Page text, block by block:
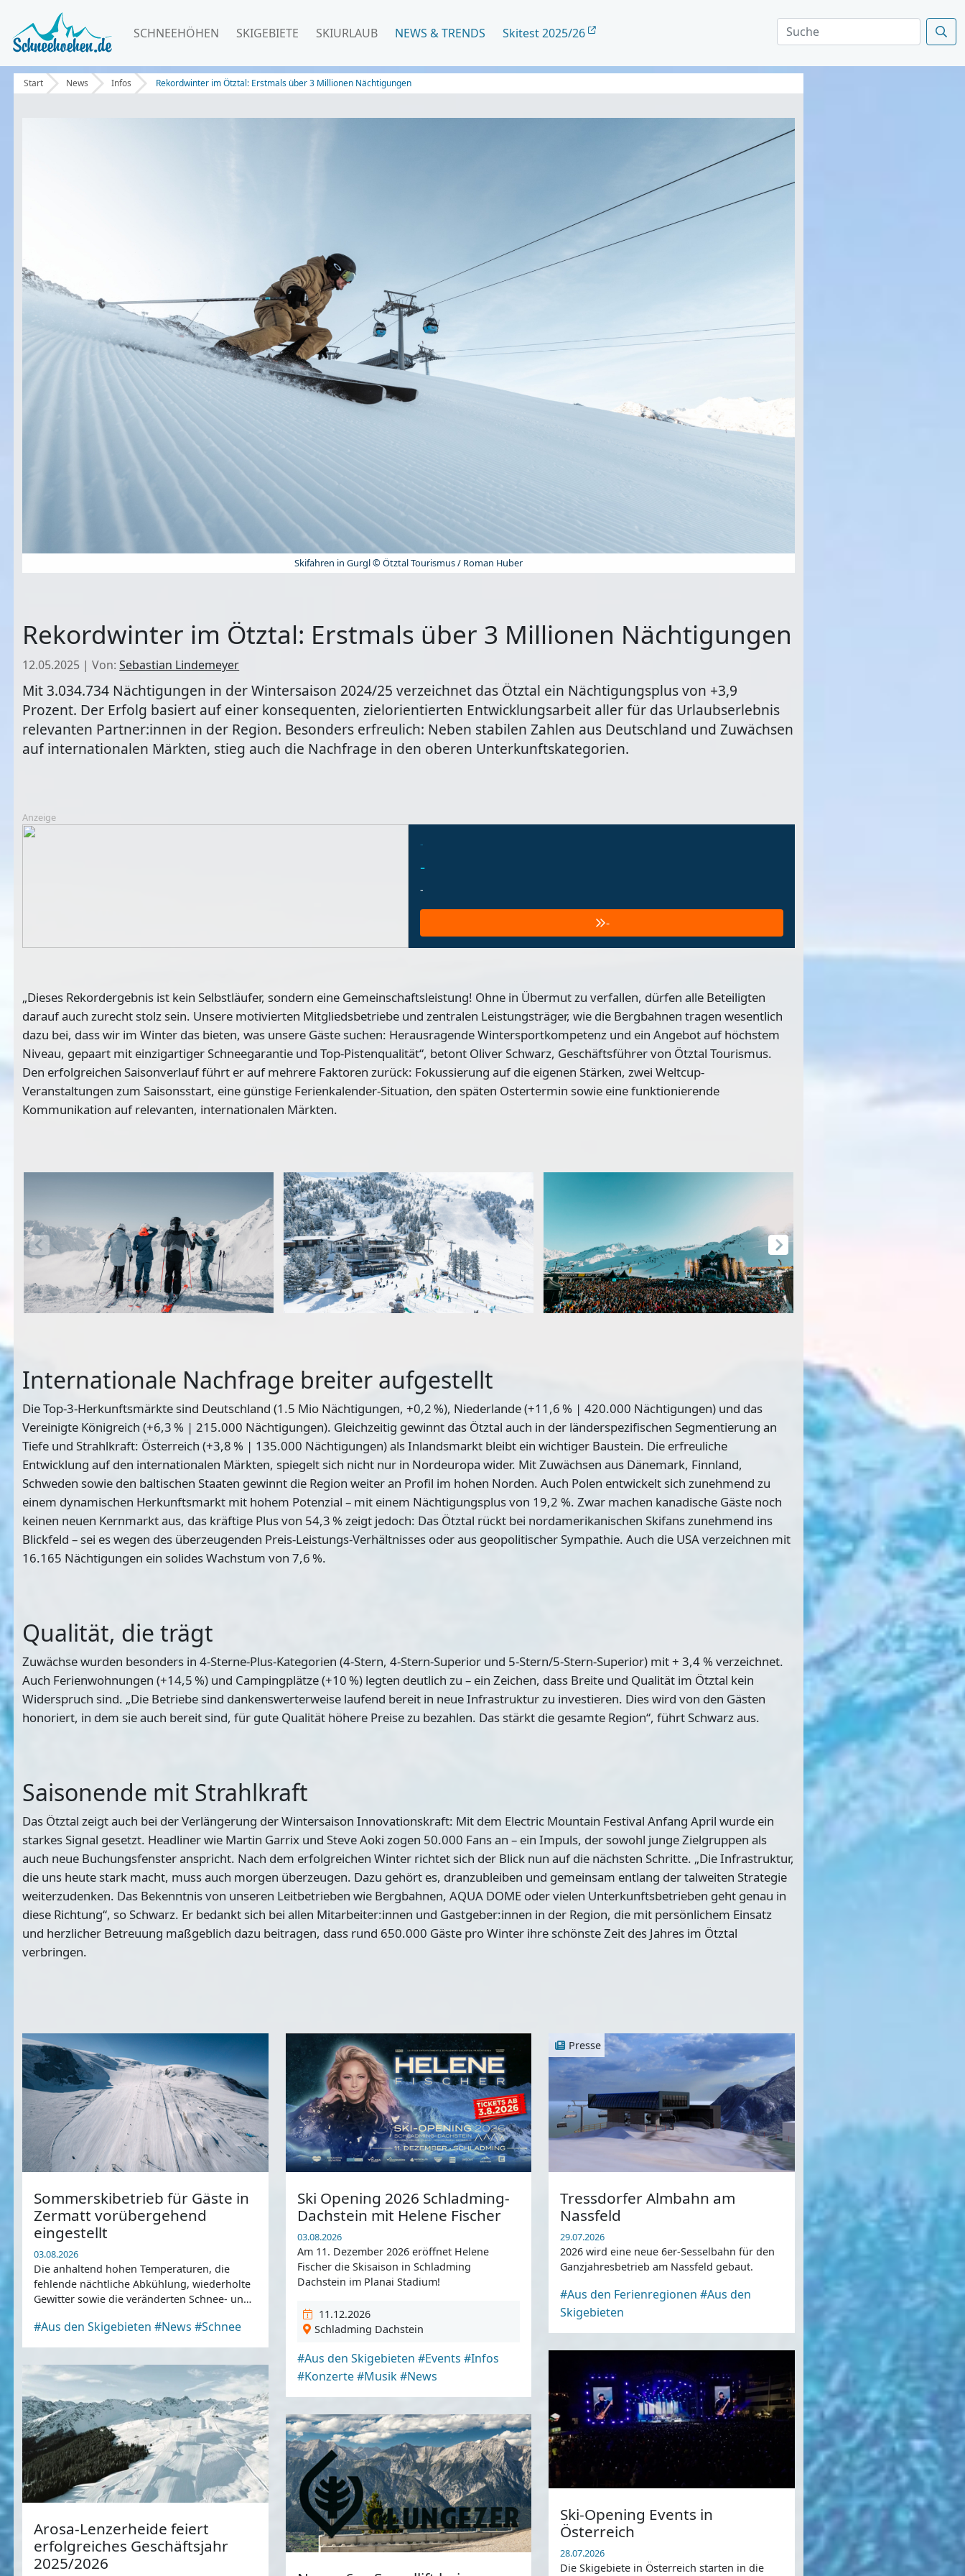
SCHNEEHÖHEN SKIGEBIETE SKIURLAUB NEWS & TRENDS Skitest 2025/26
Start News Infos Rekordwinter im Ötztal: Erstmals über 3 Millionen Nächtigungen
Skifahren in Gurgl © Ötztal Tourismus / Roman Huber
Rekordwinter im Ötztal: Erstmals über 3 Millionen Nächtigungen
12.05.2025 |Von:Sebastian Lindemeyer
Mit 3.034.734 Nächtigungen in der Wintersaison 2024/25 verzeichnet das Ötztal ein Nächtigungsplus von +3,9
Prozent. Der Erfolg basiert auf einer konsequenten, zielorientierten Entwicklungsarbeit aller für das Urlaubserlebnis
relevanten Partner:innen in der Region. Besonders erfreulich: Neben stabilen Zahlen aus Deutschland und Zuwächsen
auf internationalen Märkten, stieg auch die Nachfrage in den oberen Unterkunftskategorien.
Anzeige
-
-
-
-
„Dieses Rekordergebnis ist kein Selbstläufer, sondern eine Gemeinschaftsleistung! Ohne in Übermut zu verfallen, dürfen alle Beteiligten
darauf auch zurecht stolz sein. Unsere motivierten Mitgliedsbetriebe und zentralen Leistungsträger, wie die Bergbahnen tragen wesentlich
dazu bei, dass wir im Winter das bieten, was unsere Gäste suchen: Herausragende Wintersportkompetenz und ein Angebot auf höchstem
Niveau, gepaart mit einzigartiger Schneegarantie und Top-Pistenqualität“, betont Oliver Schwarz, Geschäftsführer von Ötztal Tourismus.
Den erfolgreichen Saisonverlauf führt er auf mehrere Faktoren zurück: Fokussierung auf die eigenen Stärken, zwei Weltcup-
Veranstaltungen zum Saisonsstart, eine günstige Ferienkalender-Situation, den späten Ostertermin sowie eine funktionierende
Kommunikation auf relevanten, internationalen Märkten.
Internationale Nachfrage breiter aufgestellt
DieTop-3-Herkunftsmärktesind Deutschland (1.5 Mio Nächtigungen, +0,2 %), Niederlande(+11,6 % | 420.000 Nächtigungen) und das
Vereinigte Königreich (+6,3 % | 215.000 Nächtigungen). Gleichzeitig gewinnt das Ötztal auch in der länderspezifischen Segmentierung an
Tiefe und Strahlkraft: Österreich (+3,8 % | 135.000 Nächtigungen) als Inlandsmarkt bleibt ein wichtiger Baustein. Die erfreuliche
Entwicklung auf den internationalen Märkten, spiegelt sich nicht nur in Nordeuropa wider. Mit Zuwächsen aus Dänemark, Finnland,
Schweden sowie den baltischen Staaten gewinnt die Region weiter an Profil im hohen Norden. Auch Polen entwickelt sich zunehmend zu
einem dynamischen Herkunftsmarkt mit hohem Potenzial – mit einem Nächtigungsplus von 19,2 %. Zwar machen kanadische Gäste noch
keinen neuen Kernmarkt aus, das kräftige Plus von 54,3 % zeigt jedoch: Das Ötztal rückt bei nordamerikanischen Skifans zunehmend ins
Blickfeld – sei es wegen des überzeugenden Preis-Leistungs-Verhältnisses oder aus geopolitischer Sympathie. Auch die USA verzeichnen mit
16.165 Nächtigungen ein solides Wachstum von 7,6 %.
Qualität, die trägt
Zuwächse wurden besonders in 4-Sterne-Plus-Kategorien (4-Stern, 4-Stern-Superior und 5-Stern/5-Stern-Superior) mit + 3,4 % verzeichnet.
Auch Ferienwohnungen (+14,5 %) und Campingplätze (+10 %) legten deutlich zu – ein Zeichen, dass Breite und Qualität im Ötztal kein
Widerspruch sind. „Die Betriebe sind dankenswerterweise laufend bereit in neue Infrastruktur zu investieren. Dies wird von den Gästen
honoriert, in dem sie auch bereit sind, für gute Qualität höhere Preise zu bezahlen. Das stärkt die gesamte Region“, führt Schwarz aus.
Saisonende mit Strahlkraft
Das Ötztal zeigt auch bei der Verlängerung der Wintersaison Innovationskraft: Mit dem Electric Mountain Festival Anfang April wurde ein
starkes Signal gesetzt. Headliner wie Martin Garrix und Steve Aoki zogen 50.000 Fans an – ein Impuls, der sowohl junge Zielgruppen als
auch neue Buchungsfenster anspricht. Nach dem erfolgreichen Winter richtet sich der Blick nun auf die nächsten Schritte. „Die Infrastruktur,
die uns heute stark macht, muss auch morgen überzeugen. Dazu gehört es, dranzubleiben und gemeinsam entlang der talweiten Strategie
weiterzudenken. Das Bekenntnis von unseren Leitbetrieben wie Bergbahnen, AQUA DOME oder vielen Unterkunftsbetrieben geht genau in
diese Richtung“, so Schwarz. Er bedankt sich bei allen Mitarbeiter:innen und Gastgeber:innen in der Region, die mit persönlichem Einsatz
und herzlicher Betreuung maßgeblich dazu beitragen, dass rund 650.000 Gäste pro Winter ihre schönste Zeit des Jahres im Ötztal
verbringen.
Sommerskibetrieb für Gäste in
Zermatt vorübergehend
eingestellt
03.08.2026
Die anhaltend hohen Temperaturen, die
fehlende nächtliche Abkühlung, wiederholte
Gewitter sowie die veränderten Schnee- und
und qualitativ hochwertigen Skibetrieb für
#Aus den Skigebieten #News #Schnee
Ski Opening 2026 Schladming-
Dachstein mit Helene Fischer
03.08.2026
Am 11. Dezember 2026 eröffnet Helene
Fischer die Skisaison in Schladming
Dachstein im Planai Stadium!
11.12.2026
Schladming Dachstein
#Aus den Skigebieten #Events #Infos
#Konzerte#Musik#News
Presse
Tressdorfer Almbahn am
Nassfeld
29.07.2026
2026 wird eine neue 6er-Sesselbahn für den
Ganzjahresbetrieb am Nassfeld gebaut.
#Aus den Ferienregionen #Aus den
Skigebieten
Ski-Opening Events in
Österreich
28.07.2026
Die Skigebiete in Österreich starten in die
Arosa-Lenzerheide feiert
erfolgreiches Geschäftsjahr
2025/2026